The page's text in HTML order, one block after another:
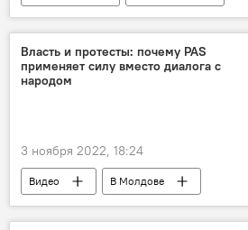
энергоносители
Общество
Власть и протесты: почему PAS
применяет силу вместо диалога с
народом
3 ноября 2022, 18:24
Видео
В Молдове
социальные протесты
PAS